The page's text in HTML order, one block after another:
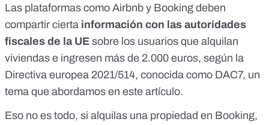
Las plataformas como Airbnb y Booking deben
compartir cierta información con las autoridades
fiscales de la UE sobre los usuarios que alquilan
viviendas e ingresen más de 2.000 euros, según la
Directiva europea 2021/514, conocida como DAC7, un
tema que abordamos en este artículo.
Eso no es todo, si alquilas una propiedad en Booking,